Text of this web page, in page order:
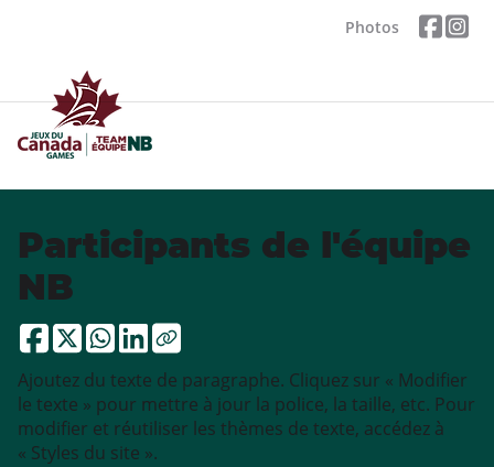
Photos
Participants de l'équipe
NB
Ajoutez du texte de paragraphe. Cliquez sur « Modifier
le texte » pour mettre à jour la police, la taille, etc. Pour
modifier et réutiliser les thèmes de texte, accédez à
« Styles du site ».